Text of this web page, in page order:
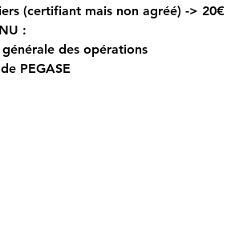
(certifiant mais non agréé) -> 20€
:
des opérations
PEGASE